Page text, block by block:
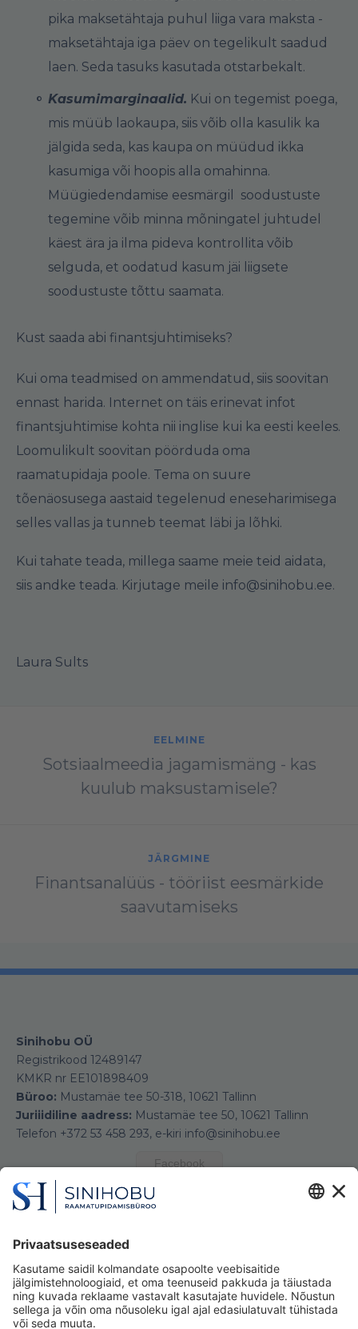
pika maksetähtaja puhul liiga vara maksta -
maksetähtaja iga päev on tegelikult saadud
laen. Seda tasuks kasutada otstarbekalt.
Kasumimarginaalid. Kui on tegemist poega,
mis müüb laokaupa, siis võib olla kasulik ka
jälgida seda, kas kaupa on müüdud ikka
kasumiga või hoopis alla omahinna.
Müügiedendamise eesmärgil soodustuste
tegemine võib minna mõningatel juhtudel
käest ära ja ilma pideva kontrollita võib
selguda, et oodatud kasum jäi liigsete
soodustuste tõttu saamata.
Kust saada abi finantsjuhtimiseks?
Kui oma teadmised on ammendatud, siis soovitan
ennast harida. Internet on täis erinevat infot
finantsjuhtimise kohta nii inglise kui ka eesti keeles.
Loomulikult soovitan pöörduda oma
raamatupidaja poole. Tema on suure
tõenäosusega aastaid tegelenud eneseharimisega
selles vallas ja tunneb teemat läbi ja lõhki.
Kui tahate teada, millega saame meie teid aidata,
siis andke teada. Kirjutage meile info@sinihobu.ee.
Laura Sults
EELMINE
Sotsiaalmeedia jagamismäng - kas
kuulub maksustamisele?
JÄRGMINE
Finantsanalüüs - tööriist eesmärkide
saavutamiseks
Sinihobu OÜ
Registrikood 12489147
KMKR nr EE101898409
Büroo: Mustamäe tee 50-318, 10621 Tallinn
Juriiidiline aadress: Mustamäe tee 50, 10621 Tallinn
Telefon +372 53 458 293, e-kiri info@sinihobu.ee
Facebook